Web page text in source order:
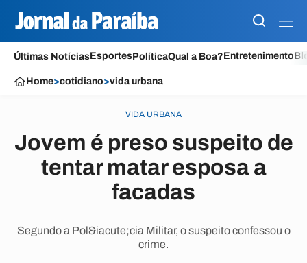
Últimas NotíciasEsportesPolíticaQual a Boa?Entretenimento
Home>cotidiano>vida urbana
VIDA URBANA
Jovem é preso suspeito de
tentar matar esposa a
facadas
Segundo a Pol&iacute;cia Militar, o suspeito confessou o
crime.